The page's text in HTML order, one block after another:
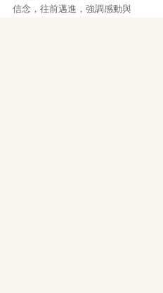
信念，往前邁進，強調感動與